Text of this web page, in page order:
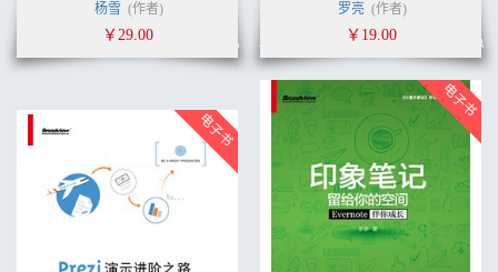
杨雪 (作者)
￥29.00
罗亮 (作者)
￥19.00